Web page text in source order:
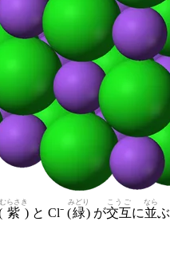
紫
むらさき
) と Cl⁻ (緑
みどり
) が交互
こうご
に並
なら
ぶ